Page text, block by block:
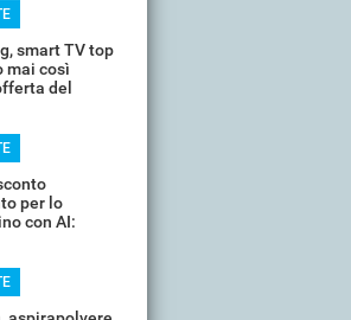
smart TV top
mai così
del
per lo
con AI: